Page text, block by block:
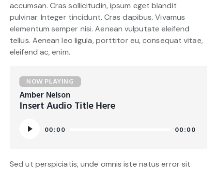
accumsan. Cras sollicitudin, ipsum eget blandit
pulvinar. Integer tincidunt. Cras dapibus. Vivamus
elementum semper nisi. Aenean vulputate eleifend
tellus. Aenean leo ligula, porttitor eu, consequat vitae,
eleifend ac, enim.
NOW PLAYING
Amber Nelson
Insert Audio Title Here
Audio
00:00 00:00
Sed ut perspiciatis, unde omnis iste natus error sit